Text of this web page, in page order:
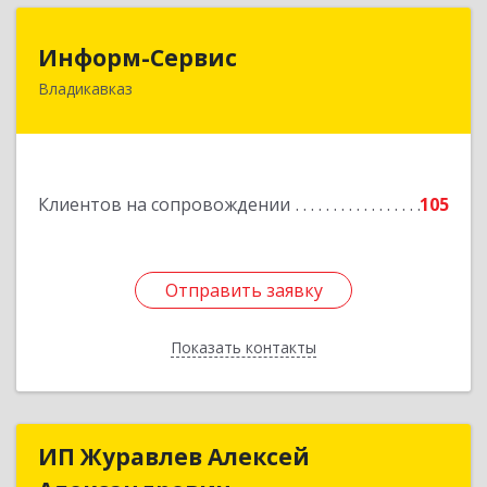
Информ-Сервис
Владикавказ
Клиентов на сопровождении 105
Отправить заявку
Показать контакты
362020, Северная Осетия - Алания Респ,
Отправить заявку
Назад
ИП Журавлев АлексейИП Журавлев Алексей